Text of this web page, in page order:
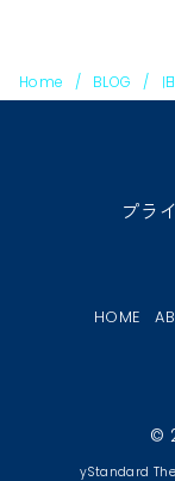
Home BLOG
プラ
HOME
©
yStandard